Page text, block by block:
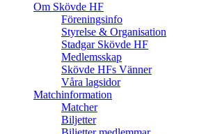
Om Skövde HF
Föreningsinfo
Styrelse & Organisation
Stadgar Skövde HF
Medlemsskap
Skövde HFs Vänner
Våra lagsidor
Matchinformation
Matcher
Biljetter